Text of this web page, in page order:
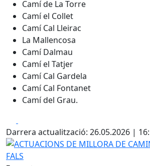
Camí de La Torre
Camí el Collet
Camí Cal Lleirac
La Mallencosa
Camí Dalmau
Camí el Tatjer
Camí Cal Gardela
Camí Cal Fontanet
Camí del Grau.
Darrera actualització: 26.05.2026 |
ACTUACIONS DE MILLORA DE CAMINS